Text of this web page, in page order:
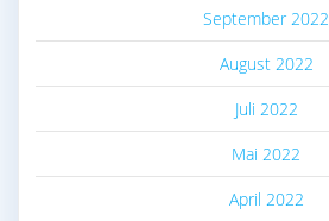
September 2022
August 2022
Juli 2022
Mai 2022
April 2022